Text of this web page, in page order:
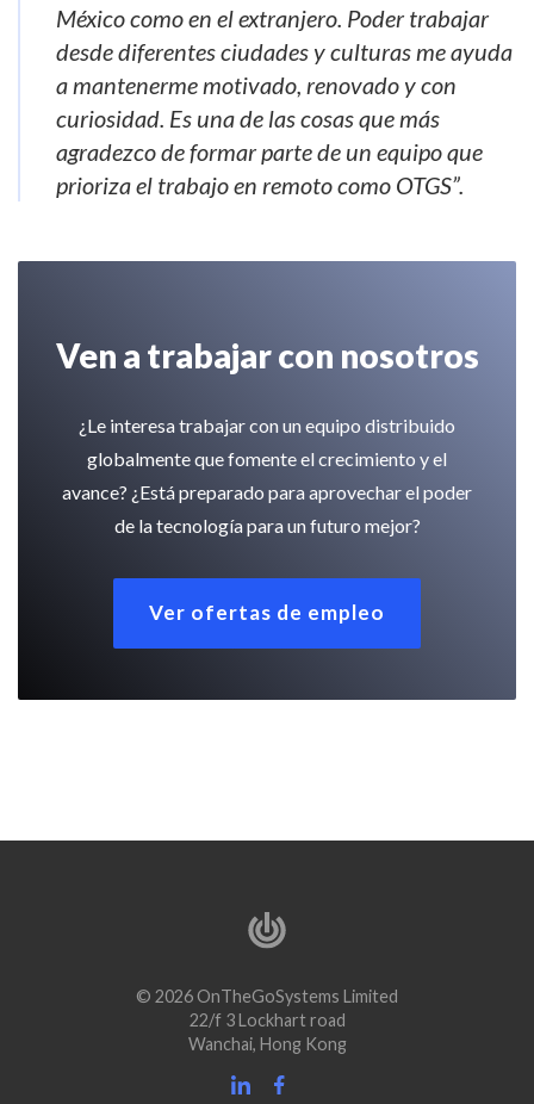
México como en el extranjero. Poder trabajar
desde diferentes ciudades y culturas me ayuda
a mantenerme motivado, renovado y con
curiosidad. Es una de las cosas que más
agradezco de formar parte de un equipo que
prioriza el trabajo en remoto como OTGS”.
Ven a trabajar con nosotros
¿Le interesa trabajar con un equipo distribuido
globalmente que fomente el crecimiento y el
avance? ¿Está preparado para aprovechar el poder
de la tecnología para un futuro mejor?
Ver ofertas de empleo
© 2026 OnTheGoSystems Limited
22/f 3 Lockhart road
Wanchai, Hong Kong